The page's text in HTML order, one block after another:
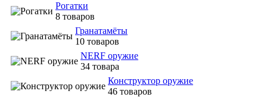
Рогатки
8 товаров
Гранатамёты
10 товаров
NERF оружие
34 товара
Конструктор оружие
46 товаров